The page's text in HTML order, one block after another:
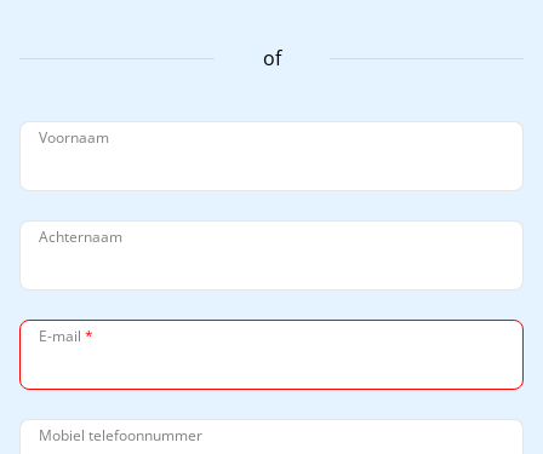
of
Voornaam
Achternaam
E-mail *
Mobiel telefoonnummer